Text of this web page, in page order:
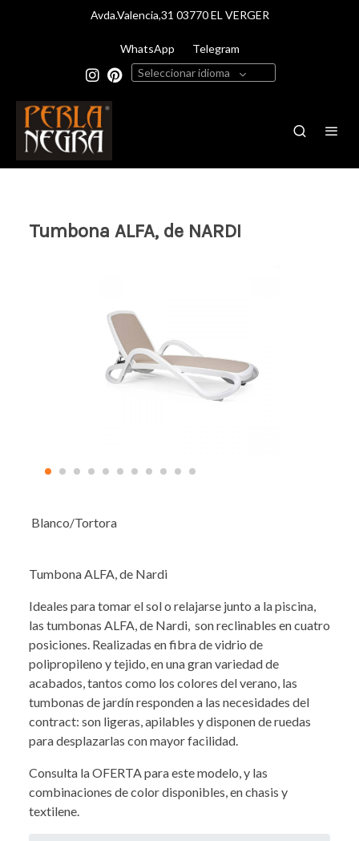
Avda.Valencia,31 03770 EL VERGER
WhatsApp
Telegram
Seleccionar idioma
Tumbona ALFA, de NARDI
Blanco/Tortora
Tumbona ALFA, de Nardi
Ideales para tomar el sol o relajarse junto a la piscina,
las tumbonas ALFA, de Nardi, son reclinables en cuatro
posiciones. Realizadas en fibra de vidrio de
polipropileno y tejido, en una gran variedad de
acabados, tantos como los colores del verano, las
tumbonas de jardín responden a las necesidades del
contract: son ligeras, apilables y disponen de ruedas
para desplazarlas con mayor facilidad.
Consulta la OFERTA para este modelo, y las
combinaciones de color disponibles, en chasis y
textilene.